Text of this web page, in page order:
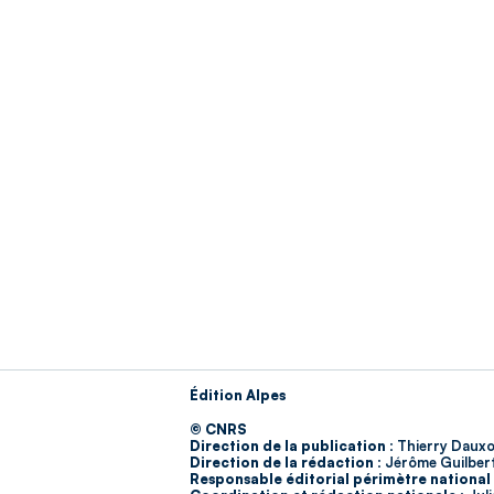
Édition Alpes
© CNRS
Direction de la publication : Thierry
Direction de la rédaction : Jérôme
Responsable éditorial périmètre national